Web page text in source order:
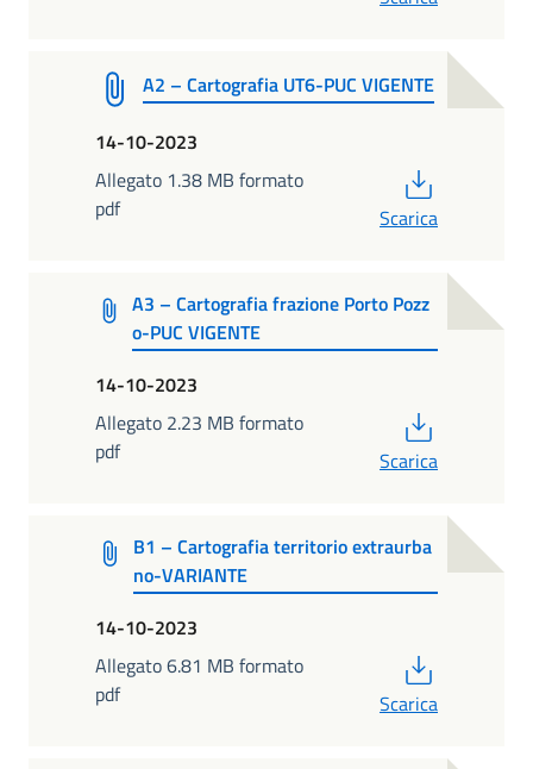
A2 – Cartografia UT6-PUC VIGENTE
14-10-2023
Allegato 1.38 MB formato
pdf
Scarica
A3 – Cartografia frazione Porto Pozz
o-PUC VIGENTE
14-10-2023
Allegato 2.23 MB formato
pdf
Scarica
B1 – Cartografia territorio extraurba
no-VARIANTE
14-10-2023
Allegato 6.81 MB formato
pdf
Scarica